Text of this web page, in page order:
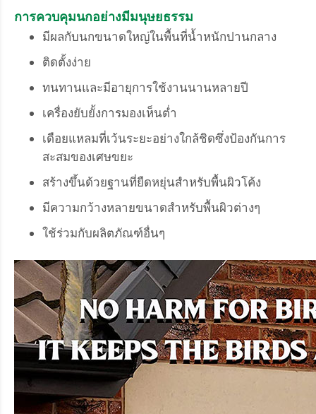
การควบคุมนกอย่างมีมนุษยธรรม
มีผลกับนกขนาดใหญ่ในพื้นที่น้ำหนักปานกลาง
ติดตั้งง่าย
ทนทานและมีอายุการใช้งานนานหลายปี
เครื่องยับยั้งการมองเห็นต่ำ
เดือยแหลมที่เว้นระยะอย่างใกล้ชิดซึ่งป้องกันการ
สะสมของเศษขยะ
สร้างขึ้นด้วยฐานที่ยืดหยุ่นสำหรับพื้นผิวโค้ง
มีความกว้างหลายขนาดสำหรับพื้นผิวต่างๆ
ใช้ร่วมกับผลิตภัณฑ์อื่นๆ